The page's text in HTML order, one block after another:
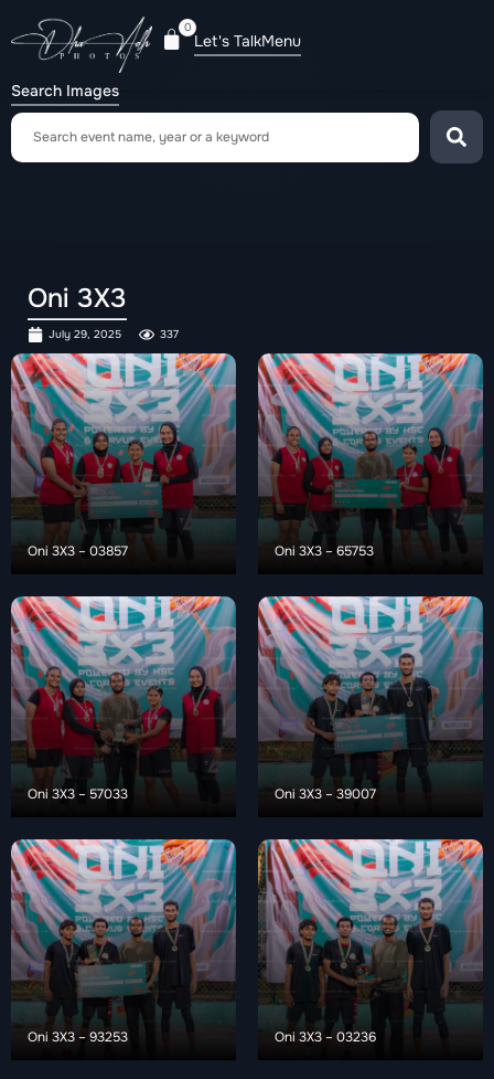
0
Let's TalkMenu
Search Images
Oni 3X3
July 29, 2025 337
Oni 3X3 – 03857 Oni 3X3 – 65753
Oni 3X3 – 57033 Oni 3X3 – 39007
Oni 3X3 – 93253 Oni 3X3 – 03236